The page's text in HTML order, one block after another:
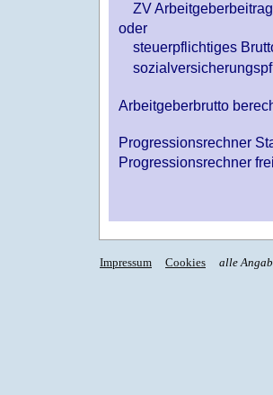
ZV
oder
steuerpflichtiges
Arbeitgeberbrutto
Progressionsrechner
Progressionsrechner
Impressum Cookies alle